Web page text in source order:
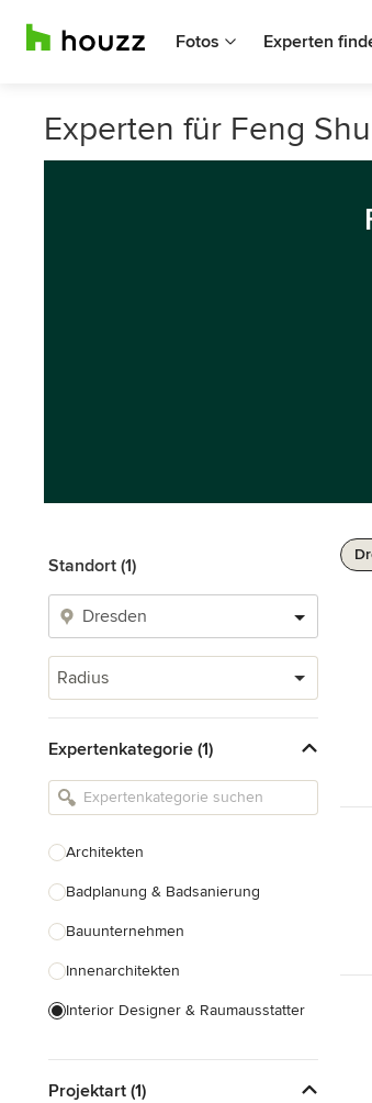
Fotos Experten
Experten für Feng
Standort (1)
Radius
Expertenkategorie (1)
Architekten
Badplanung & Badsanierung
Bauunternehmen
Innenarchitekten
Interior Designer & Raumausstatter
Landschaftsarchitekten
Projektart (1)